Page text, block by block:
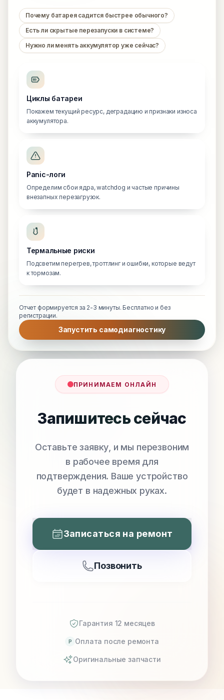
Почему батарея садится быстрее обычного?
Есть ли скрытые перезапуски в системе?
Нужно ли менять аккумулятор уже сейчас?
Циклы батареи
Покажем текущий ресурс, деградацию и признаки износа
аккумулятора.
Panic-логи
Определим сбои ядра, watchdog и частые причины
внезапных перезагрузок.
Термальные риски
Подсветим перегрев, троттлинг и ошибки, которые ведут
к тормозам.
Отчет формируется за 2-3 минуты. Бесплатно и без
регистрации.
Запустить самодиагностику
ПРИНИМАЕМ ОНЛАЙН
Запишитесь сейчас
Оставьте заявку, и мы перезвоним
в рабочее время для
подтверждения. Ваше устройство
будет в надежных руках.
Записаться на ремонт
Позвонить
Гарантия 12 месяцев
P Оплата после ремонта
Оригинальные запчасти